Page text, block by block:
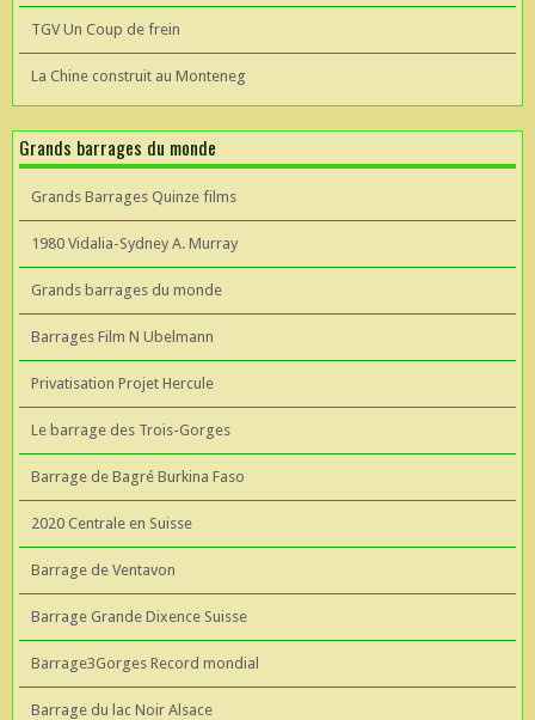
TGV Un Coup de frein
La Chine construit au Monteneg
Grands barrages du monde
Grands Barrages Quinze films
1980 Vidalia-Sydney A. Murray
Grands barrages du monde
Barrages Film N Ubelmann
Privatisation Projet Hercule
Le barrage des Trois-Gorges
Barrage de Bagré Burkina Faso
2020 Centrale en Suisse
Barrage de Ventavon
Barrage Grande Dixence Suisse
Barrage3Gorges Record mondial
Barrage du lac Noir Alsace